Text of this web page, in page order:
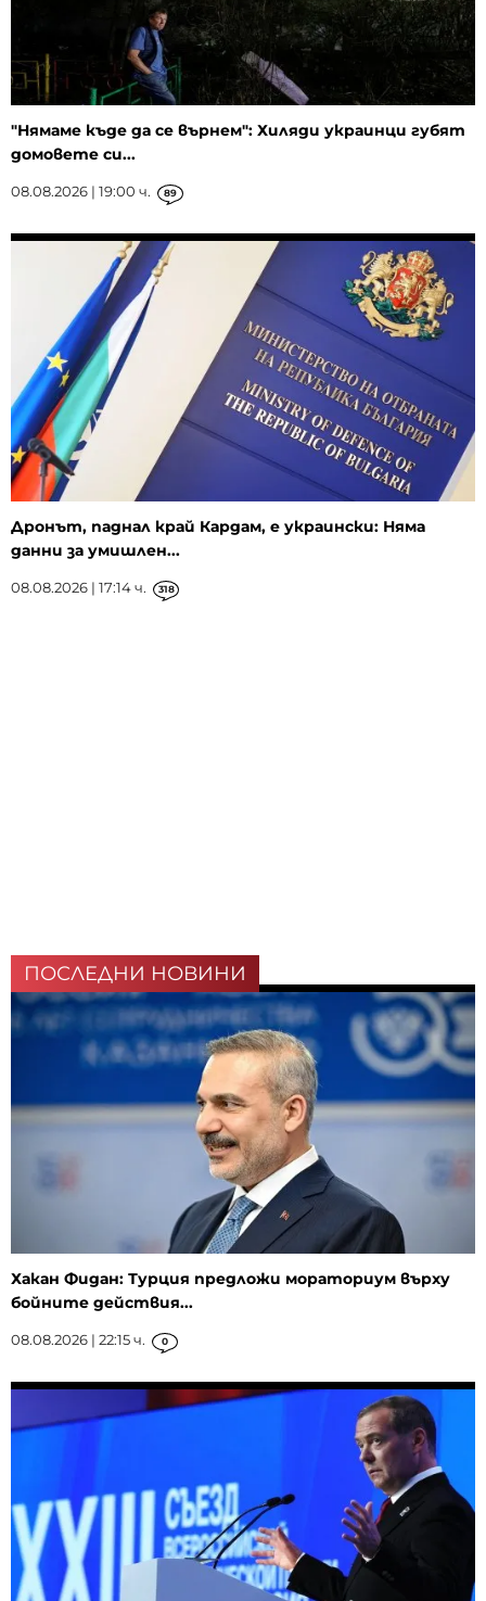
"Нямаме къде да се върнем": Хиляди украинци губят
домовете си...
08.08.2026 | 19:00 ч. 89
Дронът, паднал край Кардам, е украински: Няма
данни за умишлен...
08.08.2026 | 17:14 ч. 318
ПОСЛЕДНИ НОВИНИ
Хакан Фидан: Турция предложи мораториум върху
бойните действия...
08.08.2026 | 22:15 ч. 0